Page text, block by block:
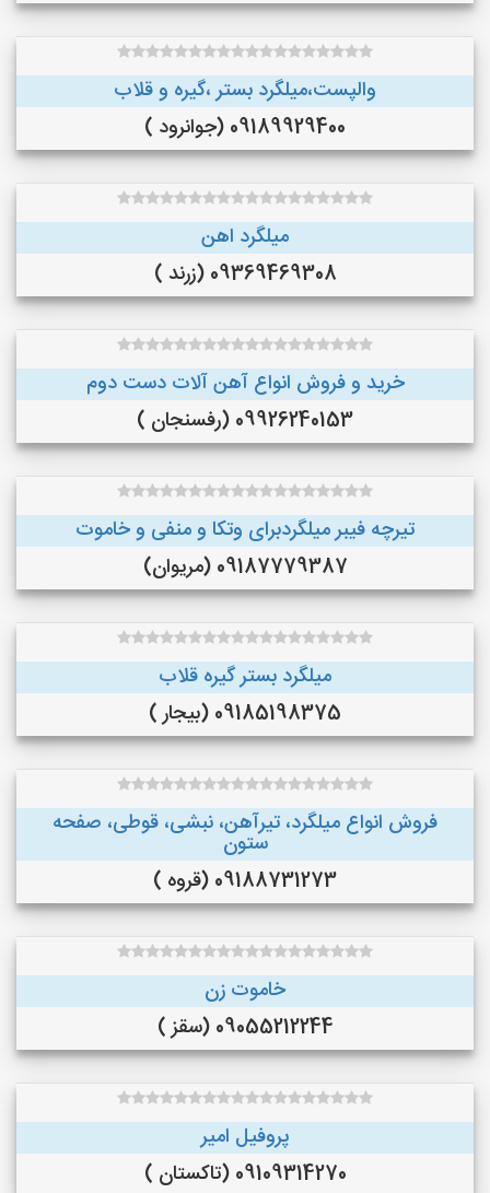
والپست،میلگرد بستر ،گیره و قلاب
09189929400 (جوانرود )
میلگرد اهن
09369469308 (زرند )
خرید و فروش انواع آهن آلات دست دوم
09926240153 (رفسنجان )
تیرچه فیبر میلگردبرای وتکا و منفی و خاموت
09187779387 (مریوان)
میلگرد بستر گیره قلاب
09185198375 (بیجار )
فروش انواع میلگرد، تیرآهن، نبشی، قوطی، صفحه
ستون
09188731273 (قروه )
خاموت زن
09055212244 (سقز )
پروفیل امیر
09109314270 (تاکستان )